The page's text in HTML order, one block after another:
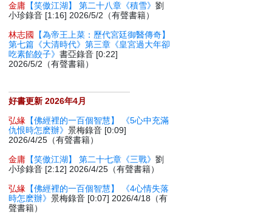
金庸 【笑傲江湖】 第二十八章《積雪》劉
小珍錄音 [1:16] 2026/5/2（有聲書籍）
林志國
【為帝王上菜：歷代宮廷御醫傳奇】
第七篇《大清時代》第三章《皇宮過大年卻
吃素餡餃子》書亞錄音 [0:22]
2026/5/2（有聲書籍）
好書更新 2026年4月
弘緣 【佛經裡的一百個智慧】 《5心中充滿
仇恨時怎麽辦》景梅錄音 [0:09]
2026/4/25（有聲書籍）
金庸 【笑傲江湖】 第二十七章《三戰》劉
小珍錄音 [2:12] 2026/4/25（有聲書籍）
弘緣 【佛經裡的一百個智慧】 《4心情失落
時怎麽辦》景梅錄音 [0:07] 2026/4/18（有
聲書籍）